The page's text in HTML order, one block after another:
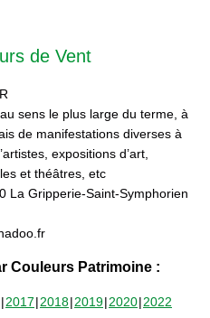
de Vent
sens le plus large du terme, à
de manifestations diverses à
expositions d’art,
et théâtres, etc
La Gripperie-Saint-Symphorien
Couleurs Patrimoine :
2017 2018 2019 2020 2022